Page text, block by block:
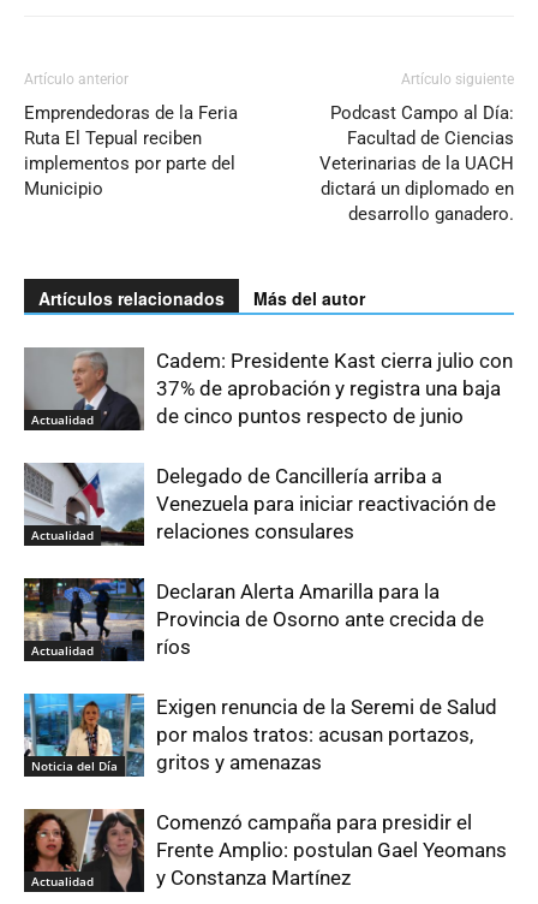
Artículo anterior
Emprendedoras de la Feria
Ruta El Tepual reciben
implementos por parte del
Municipio
Artículo siguiente
Podcast Campo al Día:
Facultad de Ciencias
Veterinarias de la UACH
dictará un diplomado en
desarrollo ganadero.
Artículos relacionados Más del autor
Actualidad
Cadem: Presidente Kast cierra julio con
37% de aprobación y registra una baja
de cinco puntos respecto de junio
Actualidad
Delegado de Cancillería arriba a
Venezuela para iniciar reactivación de
relaciones consulares
Actualidad
Declaran Alerta Amarilla para la
Provincia de Osorno ante crecida de
ríos
Noticia del Día
Exigen renuncia de la Seremi de Salud
por malos tratos: acusan portazos,
gritos y amenazas
Actualidad
Comenzó campaña para presidir el
Frente Amplio: postulan Gael Yeomans
y Constanza Martínez